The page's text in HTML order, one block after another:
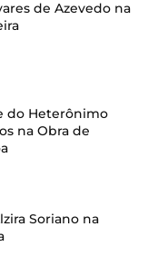
de Azevedo na
do Heterônimo
na Obra de
Soriano na